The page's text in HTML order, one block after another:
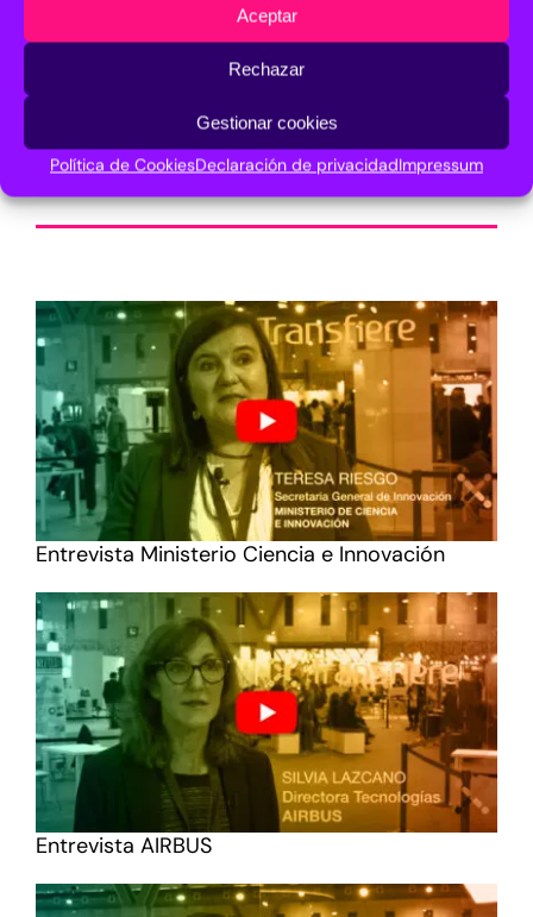
Aceptar
Rechazar
Gestionar cookies
Política de CookiesDeclaración de privacidadImpressum
Entrevistas 2020
Entrevista Ministerio Ciencia e Innovación
Entrevista AIRBUS